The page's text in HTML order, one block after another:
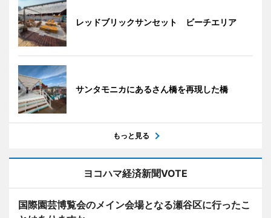
レッドブリックサンセット ビーチエリア
サンタモニカにあるさん橋を再現した橋
もっと見る
ヨコハマ経済新聞VOTE
国際園芸博覧会のメイン会場となる瀬谷区に行ったこ